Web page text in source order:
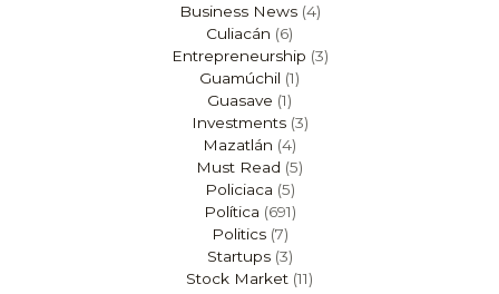
Business News(4)
Culiacán (6)
Entrepreneurship (3)
Guamúchil (1)
Guasave (1)
Investments(3)
Mazatlán (4)
Must Read (5)
Policiaca (5)
Política (691)
Politics(7)
Startups(3)
Stock Market (11)